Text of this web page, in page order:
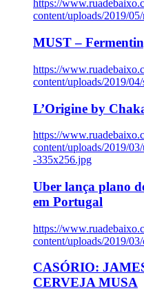
https://
content/uploads/2019/
MUST –
https://
content/uploads/2019/
L’Origine by
https://
content/uploads/2019/
-335x256.jpg
Uber lança plano
em Portugal
https://
content/uploads/2019/
CASÓRIO:
CERVEJA MUSA